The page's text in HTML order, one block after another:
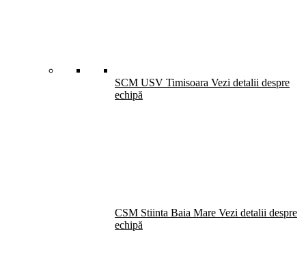
SCM USV Timisoara Vezi detalii despre
echipă
CSM Stiinta Baia Mare Vezi detalii despre
echipă